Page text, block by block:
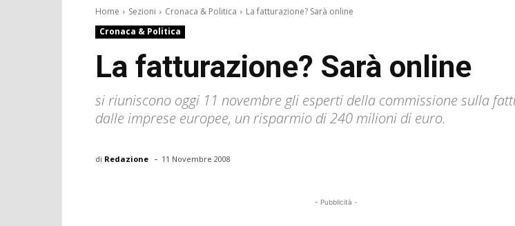
Home Sezioni Cronaca & Politica
La fatturazione? Sarà online
Cronaca & Politica
La fatturazione? Sarà online
si riuniscono oggi 11 novembre gli esperti della commissione sulla
dalle imprese europee, un risparmio di 240 milioni di euro.
di Redazione - 11 Novembre 2008
- Pubblicità -